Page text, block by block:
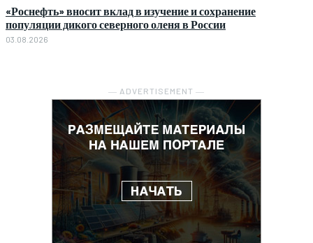
«Роснефть» вносит вклад в изучение и сохранение
популяции дикого северного оленя в России
03.08.2026
― ADVERTISEMENT ―